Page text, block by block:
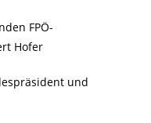
FPÖ-
Hofer
und